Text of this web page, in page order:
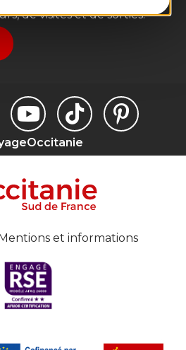
de visites et de sorties.
et informations